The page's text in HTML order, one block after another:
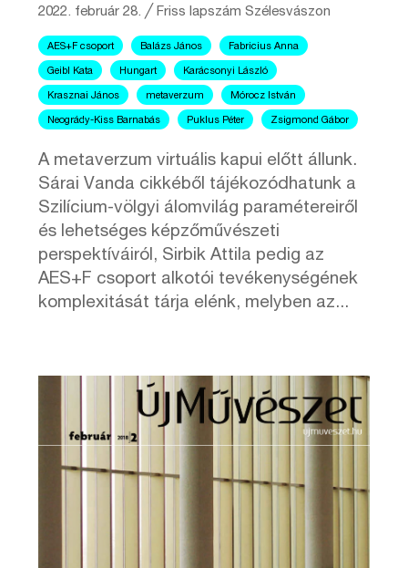
2022. február 28. ╱ Friss lapszám Szélesvászon
AES+F csoport Balázs János Fabricius Anna
Geibl Kata Hungart Karácsonyi László
Krasznai János metaverzum Mórocz István
Neogrády-Kiss Barnabás Puklus Péter Zsigmond Gábor
A metaverzum virtuális kapui előtt állunk.
Sárai Vanda cikkéből tájékozódhatunk a
Szilícium-völgyi álomvilág paramétereiről
és lehetséges képzőművészeti
perspektíváiról, Sirbik Attila pedig az
AES+F csoport alkotói tevékenységének
komplexitását tárja elénk, melyben az...